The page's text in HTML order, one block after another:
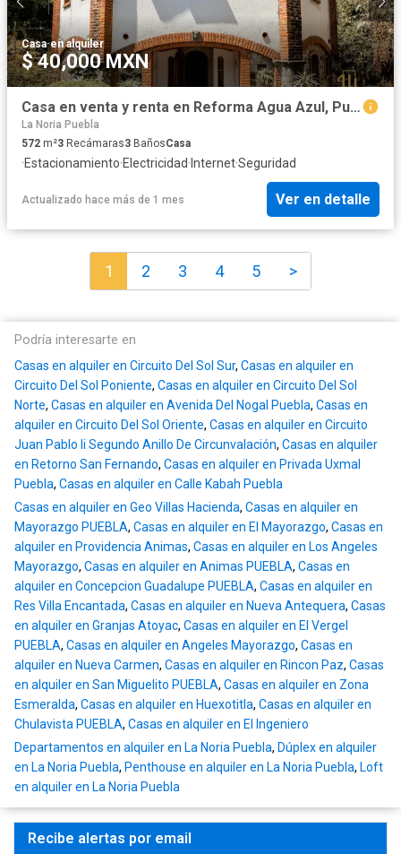
Casa·en alquiler
$ 40,000 MXN
Casa en venta y renta en Reforma Agua Azul, Puebla
La Noria Puebla
572 m²3 Recámaras3 BañosCasa
·Estacionamiento·Electricidad· Internet·Seguridad
Actualizado hace más de 1 mes Ver en detalle
1 2 3 4 5 >
Podría interesarte en
Casas en alquiler en Circuito Del Sol Sur, Casas en alquiler en
Circuito Del Sol Poniente, Casas en alquiler en Circuito Del Sol
Norte, Casas en alquiler en Avenida Del Nogal Puebla, Casas en
alquiler en Circuito Del Sol Oriente, Casas en alquiler en Circuito
Juan Pablo Ii Segundo Anillo De Circunvalación, Casas en alquiler
en Retorno San Fernando, Casas en alquiler en Privada Uxmal
Puebla, Casas en alquiler en Calle Kabah Puebla
Casas en alquiler en Geo Villas Hacienda, Casas en alquiler en
Mayorazgo PUEBLA, Casas en alquiler en El Mayorazgo, Casas en
alquiler en Providencia Animas, Casas en alquiler en Los Angeles
Mayorazgo, Casas en alquiler en Animas PUEBLA, Casas en
alquiler en Concepcion Guadalupe PUEBLA, Casas en alquiler en
Res Villa Encantada, Casas en alquiler en Nueva Antequera, Casas
en alquiler en Granjas Atoyac, Casas en alquiler en El Vergel
PUEBLA, Casas en alquiler en Angeles Mayorazgo, Casas en
alquiler en Nueva Carmen, Casas en alquiler en Rincon Paz, Casas
en alquiler en San Miguelito PUEBLA, Casas en alquiler en Zona
Esmeralda, Casas en alquiler en Huexotitla, Casas en alquiler en
Chulavista PUEBLA, Casas en alquiler en El Ingeniero
Departamentos en alquiler en La Noria Puebla, Dúplex en alquiler
en La Noria Puebla, Penthouse en alquiler en La Noria Puebla, Loft
en alquiler en La Noria Puebla
Recibe alertas por email